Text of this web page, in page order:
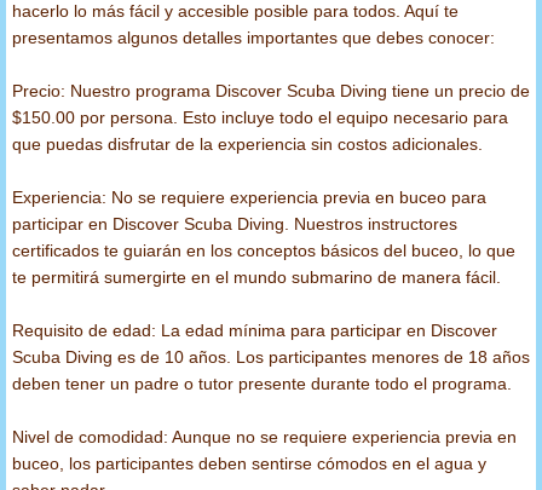
Cuchillos
Caretas
Reguladores
Tubo de Apnea
Arpones de Pesca
hacerlo lo más fácil y accesible posible para todos. Aquí te
presentamos algunos detalles importantes que debes conocer:
Precio: Nuestro programa Discover Scuba Diving tiene un precio de
$150.00 por persona. Esto incluye todo el equipo necesario para
que puedas disfrutar de la experiencia sin costos adicionales.
Experiencia: No se requiere experiencia previa en buceo para
participar en Discover Scuba Diving. Nuestros instructores
certificados te guiarán en los conceptos básicos del buceo, lo que
te permitirá sumergirte en el mundo submarino de manera fácil.
Requisito de edad: La edad mínima para participar en Discover
Scuba Diving es de 10 años. Los participantes menores de 18 años
deben tener un padre o tutor presente durante todo el programa.
Nivel de comodidad: Aunque no se requiere experiencia previa en
buceo, los participantes deben sentirse cómodos en el agua y